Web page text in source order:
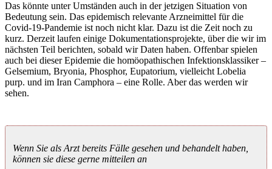
Das könnte unter Umständen auch in der jetzigen Situation von
Bedeutung sein. Das epidemisch relevante Arzneimittel für die
Covid-19-Pandemie ist noch nicht klar. Dazu ist die Zeit noch zu
kurz. Derzeit laufen einige Dokumentationsprojekte, über die wir im
nächsten Teil berichten, sobald wir Daten haben. Offenbar spielen
auch bei dieser Epidemie die homöopathischen Infektionsklassiker –
Gelsemium, Bryonia, Phosphor, Eupatorium, vielleicht Lobelia
purp. und im Iran Camphora – eine Rolle. Aber das werden wir
sehen.
Wenn Sie als Arzt bereits Fälle gesehen und behandelt haben,
können sie diese gerne mitteilen an